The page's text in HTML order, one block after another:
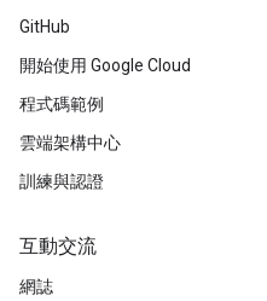
GitHub
開始使用 Google Cloud
程式碼範例
雲端架構中心
訓練與認證
互動交流
網誌